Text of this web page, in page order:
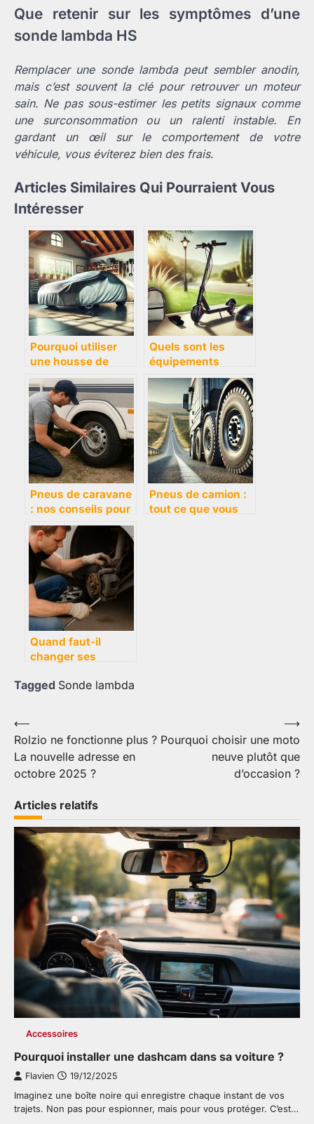
Que retenir sur les symptômes d’une
sonde lambda HS
Remplacer une sonde lambda peut sembler anodin,
mais c’est souvent la clé pour retrouver un moteur
sain. Ne pas sous-estimer les petits signaux comme
une surconsommation ou un ralenti instable. En
gardant un œil sur le comportement de votre
véhicule, vous éviterez bien des frais.
Articles Similaires Qui Pourraient Vous
Intéresser
Pourquoi utiliser
une housse de
voiture ?
Quels sont les
équipements
obligatoires pour
rouler en trottinette
électrique ?
Pneus de caravane
: nos conseils pour
bien les choisir et
bien les entretenir
Pneus de camion :
tout ce que vous
Quand faut-il
changer ses
?
Tagged Sonde lambda
Navigation
de
l’article
⟵
Rolzio ne fonctionne plus ?
La nouvelle adresse en
octobre 2025 ?
Pourquoi choisir une moto
neuve plutôt que
d’occasion ?
⟶
Articles relatifs
Accessoires
Pourquoi installer une dashcam dans sa voiture ?
Flavien 19/12/2025
Imaginez une boîte noire qui enregistre chaque instant de vos
trajets. Non pas pour espionner, mais pour vous protéger. C’est…